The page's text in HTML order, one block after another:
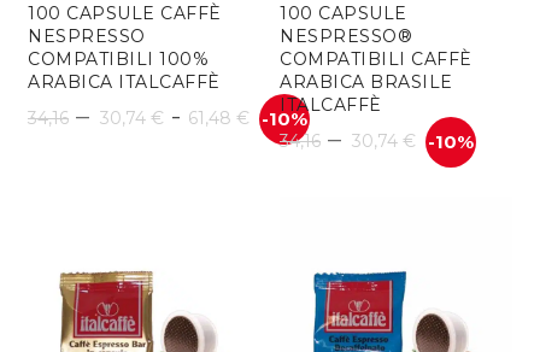
100 CAPSULE CAFFÈ
NESPRESSO
COMPATIBILI 100%
ARABICA ITALCAFFÈ
34,16 – 30,74 € - 61,48 € Fascia
30,74 €
-10%
100 CAPSULE
NESPRESSO®
COMPATIBILI CAFFÈ
ARABICA BRASILE
ITALCAFFÈ
34,16 – 30,74 € -10%